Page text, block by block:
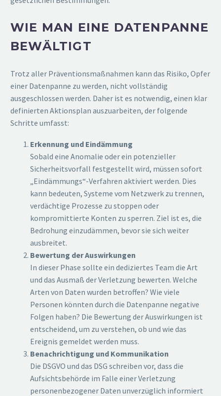
WIE MAN EINE DATENPANNE
BEWÄLTIGT
Trotz aller Präventionsmaßnahmen kann das Risiko, Opfer
einer Datenpanne zu werden, nicht vollständig
ausgeschlossen werden. Daher ist es notwendig, einen klar
definierten Aktionsplan auszuarbeiten, der folgende
Schritte umfasst:
Erkennung und Eindämmung
Sobald eine Anomalie oder ein potenzieller
Sicherheitsvorfall festgestellt wird, müssen sofort
„Eindämmungs“-Verfahren aktiviert werden. Dies
kann bedeuten, Systeme vom Netzwerk zu trennen,
verdächtige Prozesse zu stoppen oder
kompromittierte Konten zu sperren. Ziel ist es, die
Bedrohung einzudämmen, bevor sie sich weiter
ausbreitet.
Bewertung der Auswirkungen
In dieser Phase sollte ein dediziertes Team die Art
und das Ausmaß der Verletzung bewerten. Welche
Arten von Daten wurden betroffen? Wie viele
Personen könnten durch die Datenpanne negative
Folgen haben? Die Bewertung der Auswirkungen ist
entscheidend, um zu verstehen, ob und wie das
Ereignis gemeldet werden muss.
Benachrichtigung und Kommunikation
Die DSGVO und das DSG schreiben vor, dass die
Aufsichtsbehörde im Falle einer Verletzung
personenbezogener Daten unverzüglich informiert